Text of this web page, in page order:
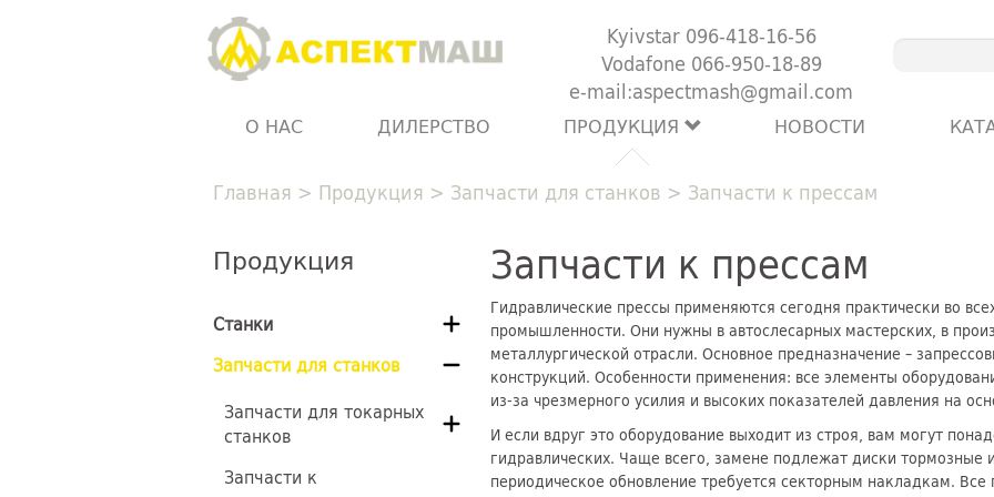
Kyivstar 096-418-16-56
Vodafone 066-950-18-89
e-mail:aspectmash@gmail.com
О НАС ДИЛЕРСТВО ПРОДУКЦИЯ НОВОСТИ
Главная > Продукция > Запчасти для станков > Запчасти к прессам
Продукция
Станки
Запчасти для станков
Запчасти для токарных
станков
Запчасти к
Запчасти к прессам
Гидравлические прессы применяются сегодня практически во
промышленности. Они нужны в автослесарных мастерских, в
металлургической отрасли. Основное предназначение –
конструкций. Особенности применения: все элементы
из-за чрезмерного усилия и высоких показателей давления на
И если вдруг это оборудование выходит из строя, вам могут
гидравлических. Чаще всего, замене подлежат диски
периодическое обновление требуется секторным накладкам.